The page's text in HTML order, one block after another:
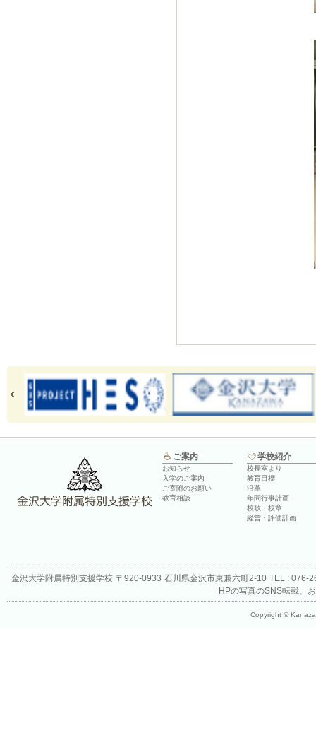
ご案内
お知らせ
入学のご案内
ご寄附のお願い
教育相談
学校紹介
校長室より
教育目標
沿革
年間行事計画
校歌・校章
経営・評価計画
金沢大学附属特別支援学校 〒920-0933 石川県金沢市東兼六町2-10 TEL : 076-
HPの写真のSNS転載、
Copyright ©